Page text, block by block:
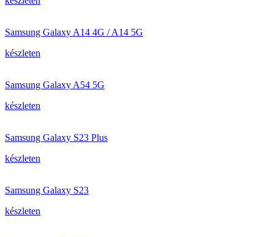
Samsung Galaxy A14 4G / A14 5G
készleten
Samsung Galaxy A54 5G
készleten
Samsung Galaxy S23 Plus
készleten
Samsung Galaxy S23
készleten